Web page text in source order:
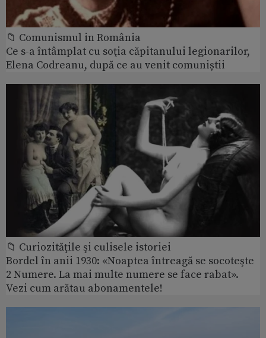
📁 Comunismul in România
Ce s-a întâmplat cu soţia căpitanului legionarilor,
Elena Codreanu, după ce au venit comuniștii
📁 Curiozităţile şi culisele istoriei
Bordel în anii 1930: «Noaptea întreagă se socoteşte
2 Numere. La mai multe numere se face rabat».
Vezi cum arătau abonamentele!